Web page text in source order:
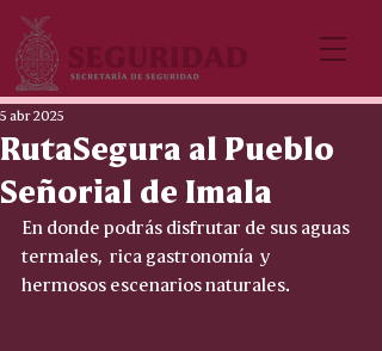
RutaSegura al Pueblo
Señorial de Imala
5 abr 2025
En donde podrás disfrutar de sus aguas
termales,  rica gastronomía  y
hermosos escenarios naturales.